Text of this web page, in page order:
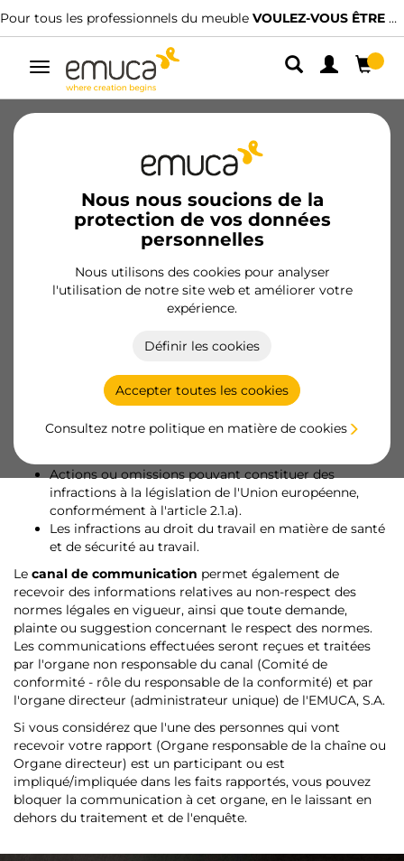
Pour tous les professionnels du meuble VOULEZ-VOUS ÊTRE CLIENT ?
Alterner
navigation
Nous nous soucions de la
protection de vos données
personnelles
Nous utilisons des cookies pour analyser
l'utilisation de notre site web et améliorer votre
expérience.
Définir les cookies
Accepter toutes les cookies
Consultez notre politique en matière de cookies
Durabilité
Filière éthique Pour Professionnels
Prix et distinctions
Canal éthique
met à la disposition des parties intéressées,
canal de communication pour la réception d'informations
Actions ou omissions susceptibles de constituer une
infraction pénale ou administrative grave ou très
Actions ou omissions pouvant constituer des
infractions à la législation de l'Union européenne,
conformément à l'article 2.1.a).
Les infractions au droit du travail en matière de santé
et de sécurité au travail.
Le canal de communication permet également de
recevoir des informations relatives au non-respect des
normes légales en vigueur, ainsi que toute demande,
plainte ou suggestion concernant le respect des normes.
Les communications effectuées seront reçues et traitées
par l'organe non responsable du canal (Comité de
conformité - rôle du responsable de la conformité) et par
l'organe directeur (administrateur unique) de l'EMUCA, S.A.
Si vous considérez que l'une des personnes qui vont
recevoir votre rapport (Organe responsable de la chaîne ou
Organe directeur) est un participant ou est
impliqué/impliquée dans les faits rapportés, vous pouvez
bloquer la communication à cet organe, en le laissant en
dehors du traitement et de l'enquête.